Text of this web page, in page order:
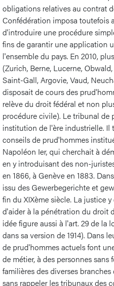
obligations relatives au contrat
Confédération imposa toutefois
d'introduire une procédure
fins de garantir une application
l'ensemble du pays. En 2010,
(Zurich, Berne, Lucerne,
Saint-Gall, Argovie, Vaud,
disposait de cours des
relève du droit fédéral et non
procédure civile). Le tribunal de
institution de l'ère industrielle. Il
conseils de prud'hommes
Napoléon Ier, qui cherchait à
en y introduisant des non-
en 1866, à Genève en 1883.
issu des Gewerbegerichte et
fin du XIXème siècle. La justice
d'aider à la pénétration du droit
idée figure aussi à l'art. 29 de la
dans sa version de 1914). Dans
de prud'hommes actuels font
de métier, à des personnes
familières des diverses
sans rappeler les tribunaux des